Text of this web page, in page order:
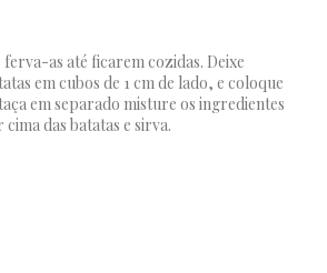
ferva-as até ficarem cozidas. Deixe
em cubos de 1 cm de lado, e coloque
em separado misture os ingredientes
das batatas e sirva.